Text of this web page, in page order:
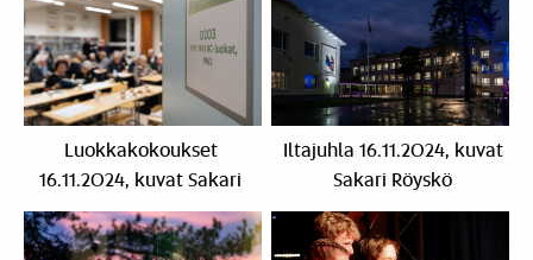
Luokkakokoukset
16.11.2024, kuvat Sakari
Röyskö
Iltajuhla 16.11.2024, kuvat
Sakari Röyskö